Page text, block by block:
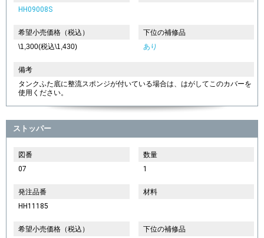
HH09008S
希望小売価格（税込）
\1,300(税込\1,430)
下位の補修品
あり
備考
タンクふた底に整流スポンジが付いている場合は、はがしてこのカバーを
使用ください。
ストッパー
図番
07
数量
1
発注品番
HH11185
材料
希望小売価格（税込）
下位の補修品